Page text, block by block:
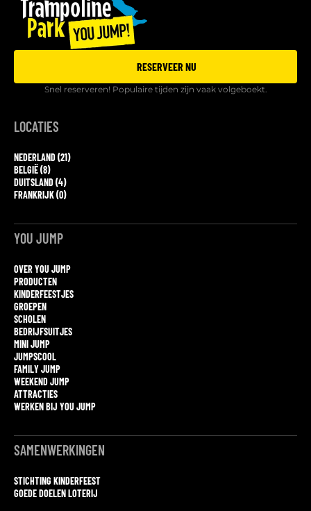
RESERVEER NU
Snel reserveren! Populaire tijden zijn vaak volgeboekt.
LOCATIES
NEDERLAND (21)
BELGIË (8)
DUITSLAND (4)
FRANKRIJK (0)
YOU JUMP
OVER YOU JUMP
PRODUCTEN
KINDERFEESTJES
GROEPEN
SCHOLEN
BEDRIJFSUITJES
MINI JUMP
JUMPSCOOL
FAMILY JUMP
WEEKEND JUMP
ATTRACTIES
WERKEN BIJ YOU JUMP
SAMENWERKINGEN
STICHTING KINDERFEEST
GOEDE DOELEN LOTERIJ